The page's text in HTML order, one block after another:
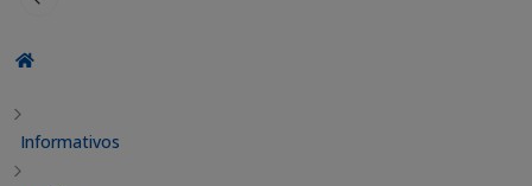
Informativos